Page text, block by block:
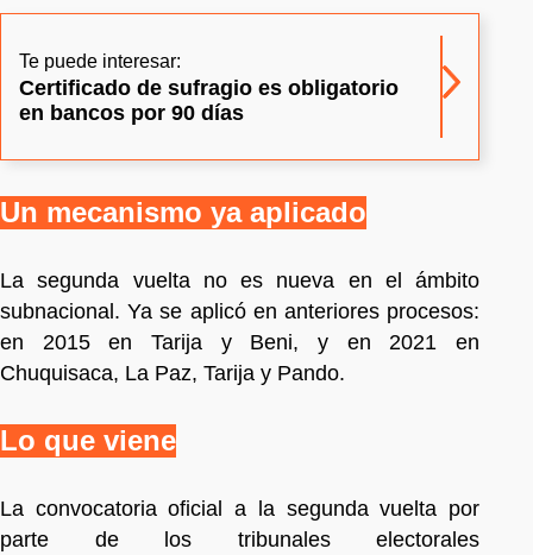
Te puede interesar:
Certificado de sufragio es obligatorio
en bancos por 90 días
Un mecanismo ya aplicado
La segunda vuelta no es nueva en el ámbito
subnacional. Ya se aplicó en anteriores procesos:
en 2015 en Tarija y Beni, y en 2021 en
Chuquisaca, La Paz, Tarija y Pando.
Lo que viene
La convocatoria oficial a la segunda vuelta por
parte de los tribunales electorales